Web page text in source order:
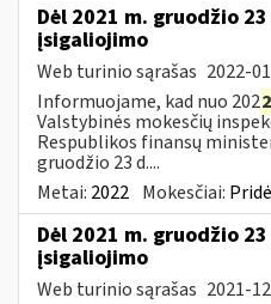
Dėl 2021 m. gruodžio
įsigaliojimo
Web turinio sąrašas 2022-
Informuojame, kad nuo 2022
Valstybinės mokesčių
Respublikos finansų
gruodžio 23 d....
Metai: 2022 Mokesčiai:
Dėl 2021 m. gruodžio
įsigaliojimo
Web turinio sąrašas 2021-